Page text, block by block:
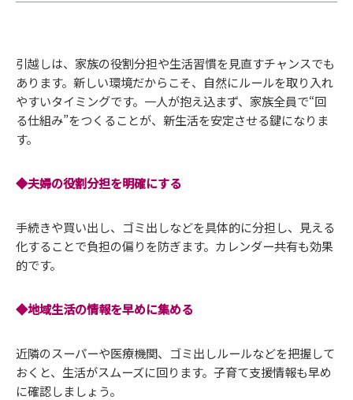
引越しは、家族の役割分担や生活習慣を見直すチャンスでも
あります。新しい環境だからこそ、自然にルールを取り入れ
やすいタイミングです。一人が抱え込まず、家族全員で“回
る仕組み”をつくることが、新生活を安定させる鍵になりま
す。
◆夫婦の役割分担を明確にする
手続きや買い出し、ゴミ出しなどを具体的に分担し、見える
化することで負担の偏りを防ぎます。カレンダー共有も効果
的です。
◆地域生活の情報を早めに集める
近隣のスーパーや医療機関、ゴミ出しルールなどを把握して
おくと、生活がスムーズに回ります。子育て支援情報も早め
に確認しましょう。